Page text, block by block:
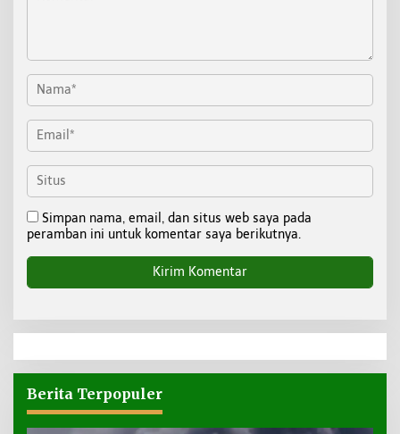
Simpan nama, email, dan situs web saya pada
peramban ini untuk komentar saya berikutnya.
Berita Terpopuler